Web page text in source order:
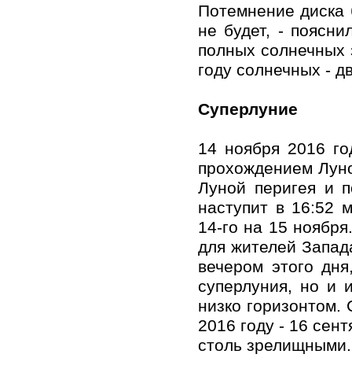
Потемнение
не будет, -
полных
году солнечных -
Суперлуние
14 ноября 2016
прохождением
Луной перигея и
наступит в 16:52
14-го на 15
для жителей
вечером этого
суперлуния, но и
низко
2016 году - 16
столь зрелищными.